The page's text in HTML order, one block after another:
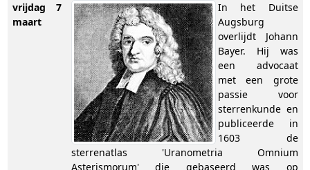
vrijdag 7
maart
In het Duitse
Augsburg
overlijdt Johann
Bayer. Hij was
een advocaat
met een grote
passie voor
sterrenkunde en
publiceerde in
1603 de
sterrenatlas 'Uranometria Omnium
Asterismorum' die gebaseerd was op